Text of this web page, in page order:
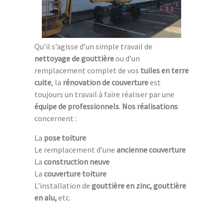
Qu’il s’agisse d’un simple travail de
nettoyage de gouttièreou d’un
remplacement complet de vos tuiles en terre
cuite, la rénovation de couvertureest
toujours un travail à faire réaliser par une
équipe de professionnels. Nos réalisations
concernent :
La pose toiture
Le remplacement d’une ancienne couverture
La construction neuve
La couverture toiture
L’installation de gouttière en zinc, gouttière
en alu,etc.